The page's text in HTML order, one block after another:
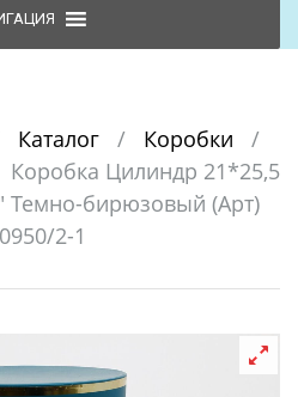
Каталог / Коробки
/
Коробка Цилиндр 21*25,5
Темно-бирюзовый (Арт)
2-1